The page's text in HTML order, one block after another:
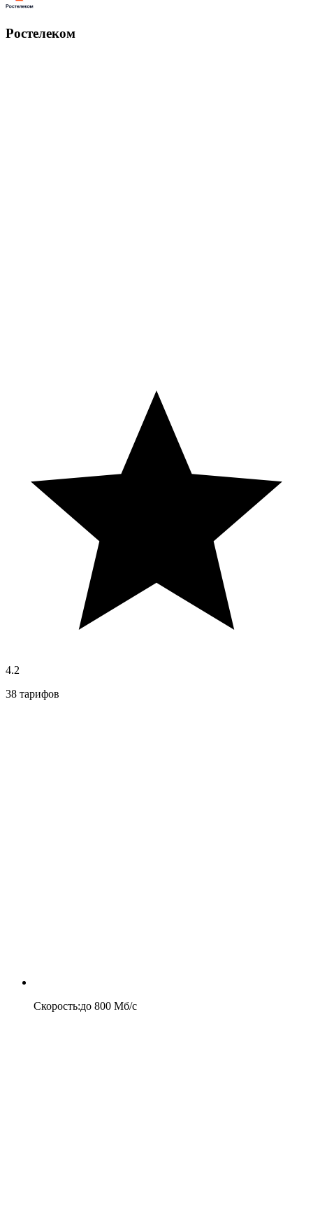
Ростелеком
4.2
38 тарифов
Скорость:до 800 Мб/c